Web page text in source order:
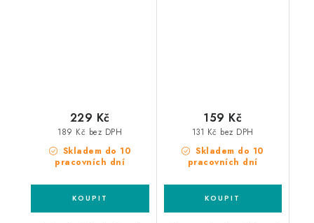
Skladem do 10
pracovních dní
189 Kč bez DPH
229 Kč
Skladem do 10
pracovních dní
131 Kč bez DPH
159 Kč